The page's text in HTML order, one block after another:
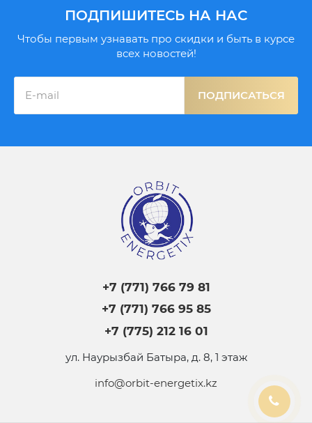
ПОДПИШИТЕСЬ НА НАС
Чтобы первым узнавать про скидки и быть в курсе
всех новостей!
ПОДПИСАТЬСЯ
+7 (771) 766 79 81
+7 (771) 766 95 85
+7 (775) 212 16 01
ул. Наурызбай Батыра, д. 8, 1 этаж
info@orbit-energetix.kz